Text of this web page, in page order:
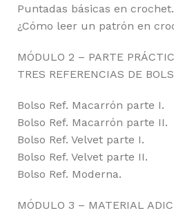
Puntadas básicas en crochet.
¿Cómo leer un patrón en
MÓDULO 2 – PARTE
TRES REFERENCIAS DE
Bolso Ref. Macarrón parte I.
Bolso Ref. Macarrón parte II.
Bolso Ref. Velvet parte I.
Bolso Ref. Velvet parte II.
Bolso Ref. Moderna.
MÓDULO 3 – MATERIAL